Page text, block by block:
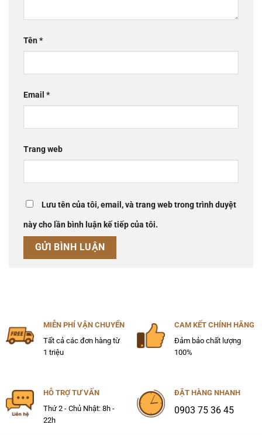
Tên*
Email *
Trang web
Lưu tên của tôi, email, và trang web trong trình duyệt
này cho lần bình luận kế tiếp của tôi.
MIỄN PHÍ VẬN CHUYỂN
Tất cả các đơn hàng từ
1 triệu
CAM KẾT CHÍNH HÃNG
Đảm bảo chất lượng
100%
HỖ TRỢ TƯ VẤN
Thứ 2 - Chủ Nhật: 8h -
22h
ĐẶT HÀNG NHANH
0903 75 36 45